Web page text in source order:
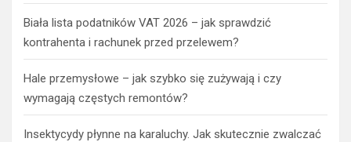
Biała lista podatników VAT 2026 – jak sprawdzić
kontrahenta i rachunek przed przelewem?
Hale przemysłowe – jak szybko się zużywają i czy
wymagają częstych remontów?
Insektycydy płynne na karaluchy. Jak skutecznie zwalczać